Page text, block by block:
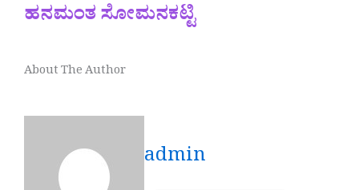
ಹನಮಂತ ಸೋಮನಕಟ್ಟಿ
About The Author
admin